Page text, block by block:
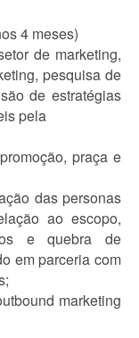
4 meses)
de marketing,
pesquisa de
de estratégias
pela
praça e
das personas
ao escopo,
e quebra de
em parceria com
marketing